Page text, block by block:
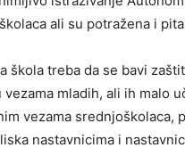
ali su potražena i
škola treba da se bavi
mladih, ali ih malo
vezama srednjoškolaca,
nastavnicima i